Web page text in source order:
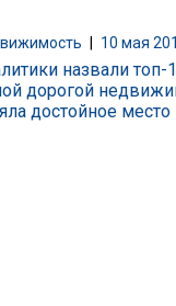
10 мая
назвали топ-
дорогой
достойное место